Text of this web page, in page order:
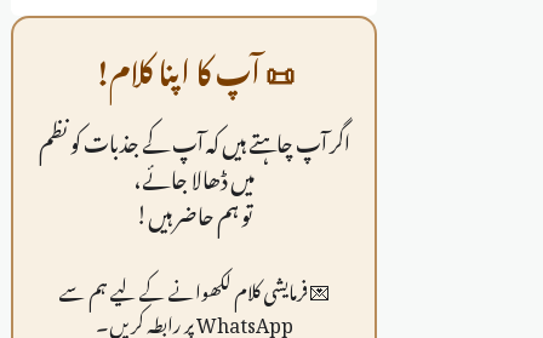
📜 آپ کا اپنا کلام!
اگر آپ چاہتے ہیں کہ آپ کے جذبات کو نظم
میں ڈھالا جائے،
تو ہم حاضر ہیں!
💌 فرمايشی کلام لکھوانے کے لیے ہم سے
WhatsApp پر رابطہ کریں۔